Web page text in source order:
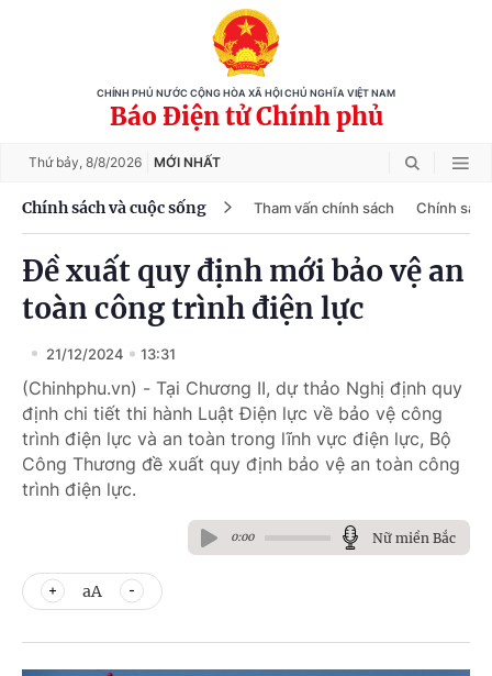
CHÍNH PHỦ NƯỚC CỘNG HÒA XÃ HỘI CHỦ NGHĨA VIỆT NAM
Báo Điện tử Chính phủ
Thứ bảy, 8/8/2026 MỚI NHẤT
Chính sách và cuộc sống Tham vấn chính sách Chính
Đề xuất quy định mới bảo vệ an
toàn công trình điện lực
21/12/2024 13:31
(Chinhphu.vn) - Tại Chương II, dự thảo Nghị định quy
định chi tiết thi hành Luật Điện lực về bảo vệ công
trình điện lực và an toàn trong lĩnh vực điện lực, Bộ
Công Thương đề xuất quy định bảo vệ an toàn công
trình điện lực.
0:00 Nữ miền Bắc
aA